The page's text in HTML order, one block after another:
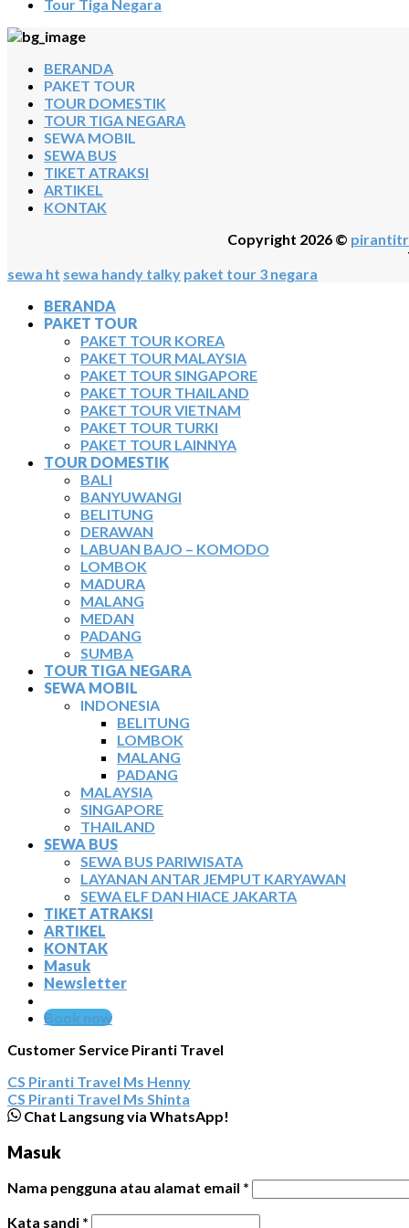
Tour Tiga Negara
BERANDA
PAKET TOUR
TOUR DOMESTIK
TOUR TIGA NEGARA
SEWA MOBIL
SEWA BUS
TIKET ATRAKSI
ARTIKEL
KONTAK
Copyright 2026 ©
sewa ht sewa handy talky paket tour 3 negara
BERANDA
PAKET TOUR
PAKET TOUR KOREA
PAKET TOUR MALAYSIA
PAKET TOUR SINGAPORE
PAKET TOUR THAILAND
PAKET TOUR VIETNAM
PAKET TOUR TURKI
PAKET TOUR LAINNYA
TOUR DOMESTIK
BALI
BANYUWANGI
BELITUNG
DERAWAN
LABUAN BAJO – KOMODO
LOMBOK
MADURA
MALANG
MEDAN
PADANG
SUMBA
TOUR TIGA NEGARA
SEWA MOBIL
INDONESIA
BELITUNG
LOMBOK
MALANG
PADANG
MALAYSIA
SINGAPORE
THAILAND
SEWA BUS
SEWA BUS PARIWISATA
LAYANAN ANTAR JEMPUT KARYAWAN
SEWA ELF DAN HIACE JAKARTA
TIKET ATRAKSI
ARTIKEL
KONTAK
Masuk
Newsletter
Book now
Customer Service Piranti Travel
CS Piranti Travel Ms Henny
CS Piranti Travel Ms Shinta
Chat Langsung via WhatsApp!
Masuk
Nama pengguna atau alamat email *
Kata sandi *